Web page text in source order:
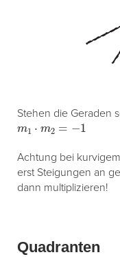
Stehen die Geraden
m1⋅m2 =−1
Achtung bei
erst Steigungen an
dann multiplizieren!
Quadranten